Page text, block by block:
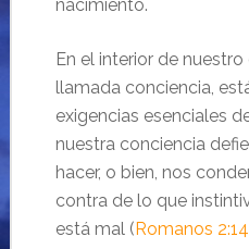
nacimiento.
En el interior de
llamada conciencia,
exigencias esenciales
nuestra conciencia
hacer, o bien, nos
contra de lo que
está mal (Romanos